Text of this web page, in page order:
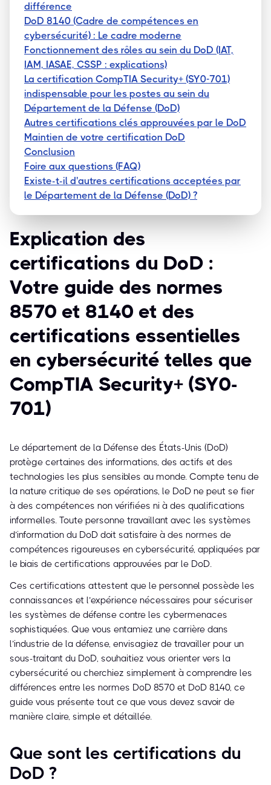
différence
DoD 8140 (Cadre de compétences en
cybersécurité) : Le cadre moderne
Fonctionnement des rôles au sein du DoD (IAT,
IAM, IASAE, CSSP : explications)
La certification CompTIA Security+ (SY0-701)
indispensable pour les postes au sein du
Département de la Défense (DoD)
Autres certifications clés approuvées par le DoD
Maintien de votre certification DoD
Conclusion
Foire aux questions (FAQ)
Existe-t-il d'autres certifications acceptées par
le Département de la Défense (DoD) ?
Explication des
certifications du DoD :
Votre guide des normes
8570 et 8140 et des
certifications essentielles
en cybersécurité telles que
CompTIA Security+ (SY0-
701)
Le département de la Défense des États-Unis (DoD)
protège certaines des informations, des actifs et des
technologies les plus sensibles au monde. Compte tenu de
la nature critique de ses opérations, le DoD ne peut se fier
à des compétences non vérifiées ni à des qualifications
informelles. Toute personne travaillant avec les systèmes
d’information du DoD doit satisfaire à des normes de
compétences rigoureuses en cybersécurité, appliquées par
le biais de certifications approuvées par le DoD.
Ces certifications attestent que le personnel possède les
connaissances et l’expérience nécessaires pour sécuriser
les systèmes de défense contre les cybermenaces
sophistiquées. Que vous entamiez une carrière dans
l’industrie de la défense, envisagiez de travailler pour un
sous-traitant du DoD, souhaitiez vous orienter vers la
cybersécurité ou cherchiez simplement à comprendre les
différences entre les normes DoD 8570 et DoD 8140, ce
guide vous présente tout ce que vous devez savoir de
manière claire, simple et détaillée.
Que sont les certifications du
DoD ?